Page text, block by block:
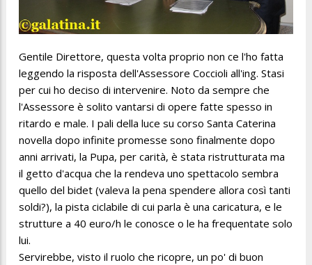
Gentile Direttore, questa volta proprio non ce l'ho fatta
leggendo la risposta dell'Assessore Coccioli all'ing. Stasi
per cui ho deciso di intervenire. Noto da sempre che
l'Assessore è solito vantarsi di opere fatte spesso in
ritardo e male. I pali della luce su corso Santa Caterina
novella dopo infinite promesse sono finalmente dopo
anni arrivati, la Pupa, per carità, è stata ristrutturata ma
il getto d'acqua che la rendeva uno spettacolo sembra
quello del bidet (valeva la pena spendere allora così tanti
soldi?), la pista ciclabile di cui parla è una caricatura, e le
strutture a 40 euro/h le conosce o le ha frequentate solo
lui.
Servirebbe, visto il ruolo che ricopre, un po' di buon